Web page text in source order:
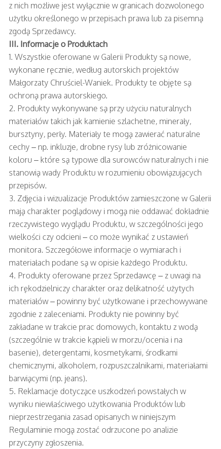
z nich możliwe jest wyłącznie w granicach dozwolonego
użytku określonego w przepisach prawa lub za pisemną
zgodą Sprzedawcy.
III. Informacje o Produktach
1. Wszystkie oferowane w Galerii Produkty są nowe,
wykonane ręcznie, według autorskich projektów
Małgorzaty Chruściel-Waniek. Produkty te objęte są
ochroną prawa autorskiego.
2. Produkty wykonywane są przy użyciu naturalnych
materiałów takich jak kamienie szlachetne, minerały,
bursztyny, perły. Materiały te mogą zawierać naturalne
cechy – np. inkluzje, drobne rysy lub zróżnicowanie
koloru – które są typowe dla surowców naturalnych i nie
stanowią wady Produktu w rozumieniu obowiązujących
przepisów.
3. Zdjęcia i wizualizacje Produktów zamieszczone w Galerii
mają charakter poglądowy i mogą nie oddawać dokładnie
rzeczywistego wyglądu Produktu, w szczególności jego
wielkości czy odcieni – co może wynikać z ustawień
monitora. Szczegółowe informacje o wymiarach i
materiałach podane są w opisie każdego Produktu.
4. Produkty oferowane przez Sprzedawcę – z uwagi na
ich rękodzielniczy charakter oraz delikatność użytych
materiałów – powinny być użytkowane i przechowywane
zgodnie z zaleceniami. Produkty nie powinny być
zakładane w trakcie prac domowych, kontaktu z wodą
(szczególnie w trakcie kąpieli w morzu/ocenia i na
basenie), detergentami, kosmetykami, środkami
chemicznymi, alkoholem, rozpuszczalnikami, materiałami
barwiącymi (np. jeans).
5. Reklamacje dotyczące uszkodzeń powstałych w
wyniku niewłaściwego użytkowania Produktów lub
nieprzestrzegania zasad opisanych w niniejszym
Regulaminie mogą zostać odrzucone po analizie
przyczyny zgłoszenia.